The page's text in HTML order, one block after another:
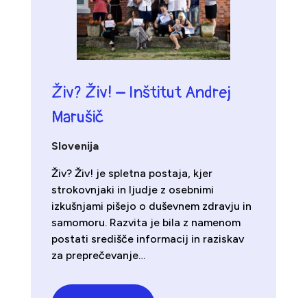
Živ? Živ! – Inštitut Andrej
Marušič
Slovenija
Živ? Živ! je spletna postaja, kjer
strokovnjaki in ljudje z osebnimi
izkušnjami pišejo o duševnem zdravju in
samomoru. Razvita je bila z namenom
postati središče informacij in raziskav
za preprečevanje…